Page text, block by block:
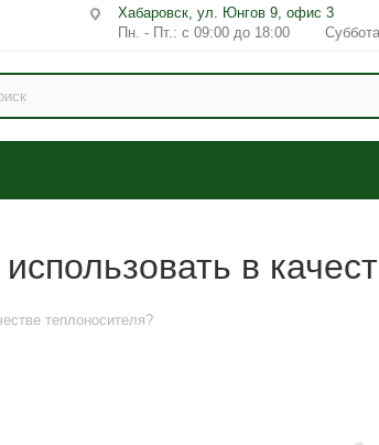
Хабаровск, ул. Юнгов 9, офис 3
Пн. - Пт.: с 09:00 до 18:00
в
теплоносителя?